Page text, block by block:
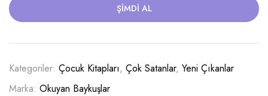
ŞIMDI AL
Kategoriler: Çocuk Kitapları, Çok Satanlar, Yeni Çıkanlar
Marka: Okuyan Baykuşlar